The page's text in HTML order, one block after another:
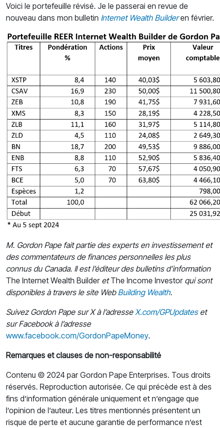
Voici le portefeuille révisé. Je le passerai en revue de
nouveau dans mon bulletin Internet Wealth Builderen février.
M. Gordon Pape fait partie des experts en investissement et
des commentateurs de finances personnelles les plus
connus du Canada. Il est l’éditeur des bulletins d’information
The Internet Wealth BuilderetThe Income Investorqui sont
disponibles à travers le site Web Building Wealth.
Suivez Gordon Pape sur X à l’adresseX.com/GPUpdateset
sur Facebook à l’adresse
www.facebook.com/GordonPapeMoney.
Remarques et clauses de non-responsabilité
Contenu © 2024 par Gordon Pape Enterprises. Tous droits
réservés. Reproduction autorisée. Ce qui précède est à des
fins d’information générale uniquement et n’engage que
l’opinion de l’auteur. Les titres mentionnés présentent un
risque de perte et aucune garantie de performance n’est